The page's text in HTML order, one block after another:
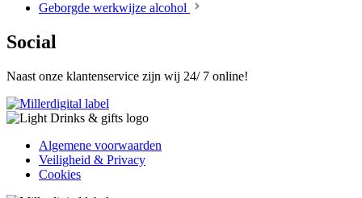
Geborgde werkwijze alcohol
Social
Naast onze klantenservice zijn wij 24/ 7 online!
Algemene voorwaarden
Veiligheid & Privacy
Cookies